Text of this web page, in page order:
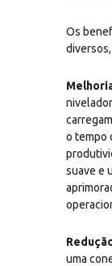
Os
o tempo
suave e
uma